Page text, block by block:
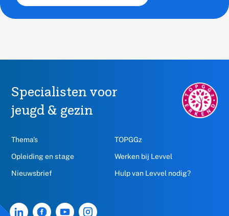
Specialisten voor
jeugd & gezin
TOPGGz.nl,
opent
in
Thema's TOPGGz
Opleiding en stage Werken bij Levvel
Nieuwsbrief Hulp van Levvel nodig?